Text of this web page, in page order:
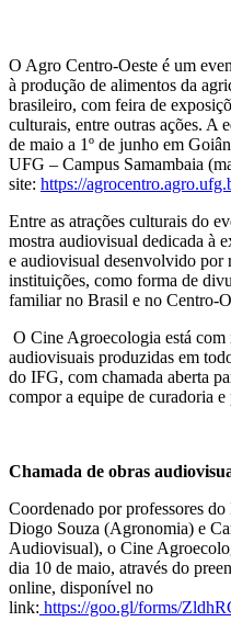
O Agro Centro-Oeste é um
à produção de alimentos da
brasileiro, com feira de
culturais, entre outras ações. A
de maio a 1º de junho em
UFG – Campus Samambaia
site: https://
Entre as atrações culturais do
mostra audiovisual dedicada à
e audiovisual desenvolvido por
instituições, como forma de
familiar no Brasil e no Centro-
O Cine Agroecologia está com
audiovisuais produzidas em
do IFG, com chamada aberta
compor a equipe de curadoria e
Chamada de obras
Coordenado por professores
Diogo Souza (Agronomia) e
Audiovisual), o Cine
dia 10 de maio, através do
online, disponível no
link: https://goo.gl/forms/